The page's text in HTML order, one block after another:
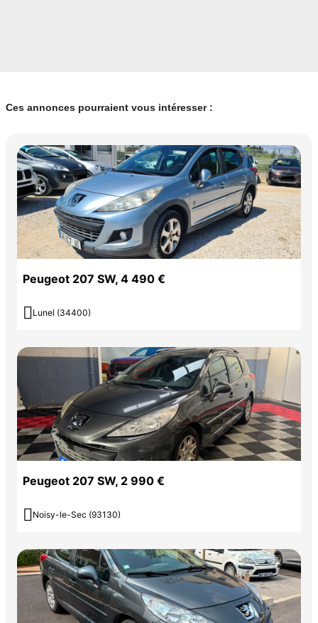
Ces annonces pourraient vous intéresser :
Peugeot 207 SW, 4 490 €
 Lunel (34400)
Peugeot 207 SW, 2 990 €
 Noisy-le-Sec (93130)